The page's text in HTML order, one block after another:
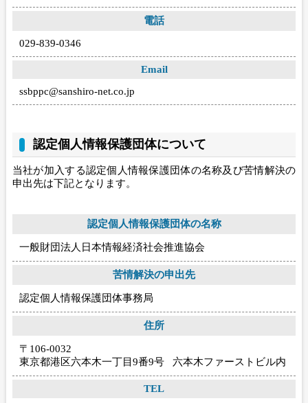
電話
029-839-0346
Email
ssbppc@sanshiro-net.co.jp
認定個人情報保護団体について
当社が加入する認定個人情報保護団体の名称及び苦情解決の
申出先は下記となります。
認定個人情報保護団体の名称
一般財団法人日本情報経済社会推進協会
苦情解決の申出先
認定個人情報保護団体事務局
住所
〒106-0032
東京都港区六本木一丁目9番9号 六本木ファーストビル内
TEL